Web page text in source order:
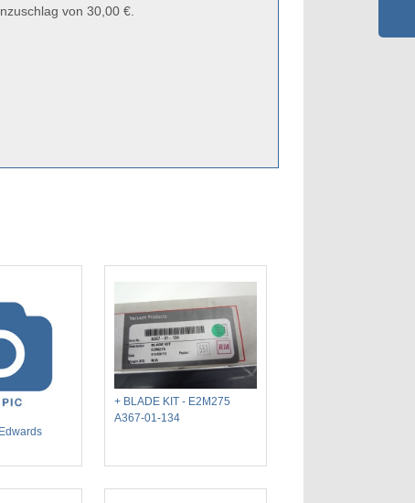
von 30,00 €.
+ BLADE KIT - E2M275
A367-01-134